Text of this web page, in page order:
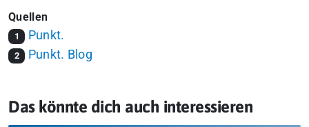
Quellen
1 Punkt.
2 Punkt. Blog
Das könnte dich auch interessieren